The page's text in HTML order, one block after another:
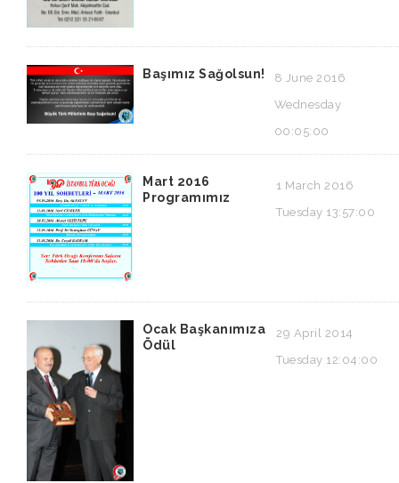
Başımız Sağolsun!
8 June 2016
Wednesday
00:05:00
Mart 2016
Programımız
1 March 2016
Tuesday 13:57:00
Ocak Başkanımıza
Ödül
29 April 2014
Tuesday 12:04:00